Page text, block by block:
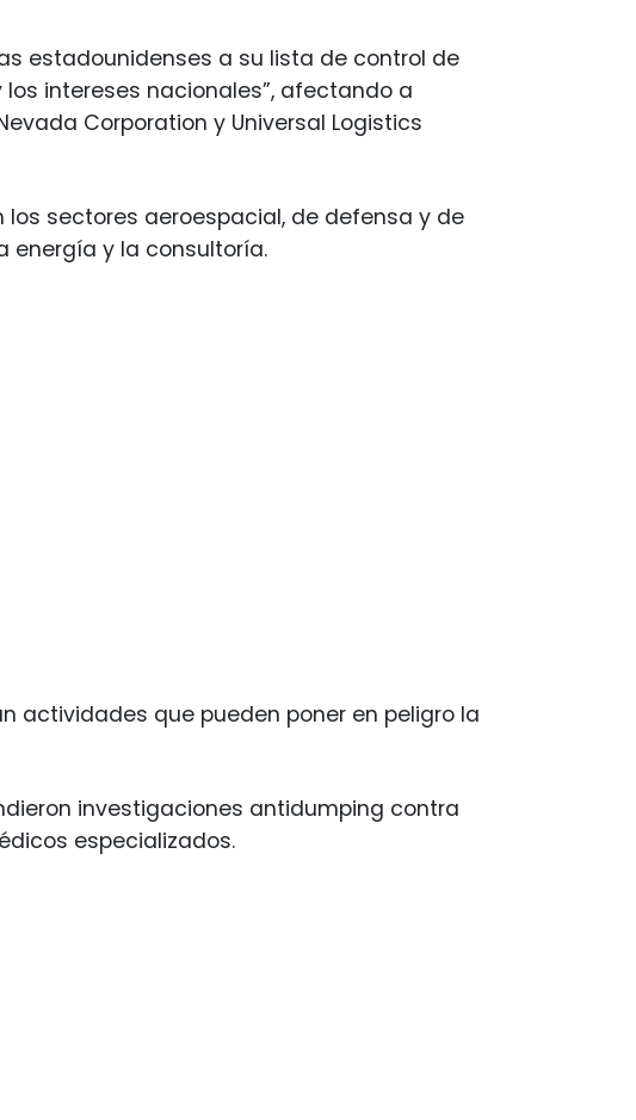
estadounidenses a su lista de control de
intereses nacionales”, afectando a
Corporation y Universal Logistics
sectores aeroespacial, de defensa y de
energía y la consultoría.
actividades que pueden poner en peligro la
investigaciones antidumping contra
especializados.